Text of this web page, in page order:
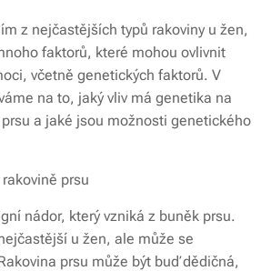
z nejčastějších typů rakoviny u žen,
faktorů, které mohou ovlivnit
včetně genetických faktorů. V
na to, jaký vliv má genetika na
a jaké jsou možnosti genetického
prsu
nádor, který vzniká z buněk prsu.
u žen, ale může se
prsu může být buď dědičná,